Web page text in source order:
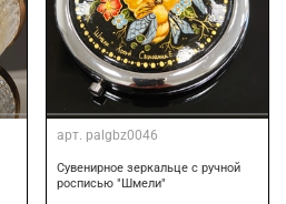
арт. palgbz0046
Сувенирное зеркальце с ручной
росписью "Шмели"